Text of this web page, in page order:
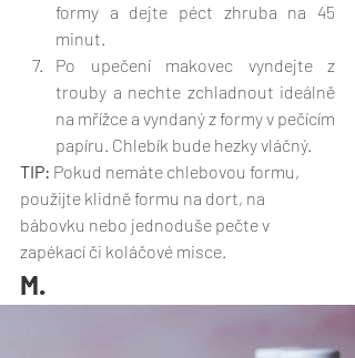
formy a dejte péct zhruba na 45
minut.
Po upečení makovec vyndejte z
trouby a nechte zchladnout ideálně
na mřížce a vyndaný z formy v pečícím
papíru. Chlebík bude hezky vláčný.
TIP: Pokud nemáte chlebovou formu,
použijte klidně formu na dort, na
bábovku nebo jednoduše pečte v
zapékací či koláčové misce.
M.